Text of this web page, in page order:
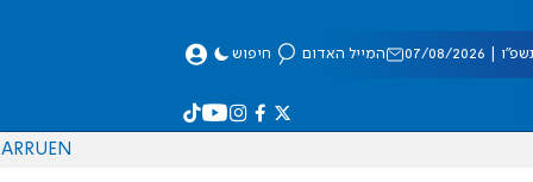
08/2026 המייל האדום חיפוש
EN
RU
AR